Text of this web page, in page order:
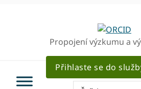
Propojení výzkumu a
Přihlaste se do